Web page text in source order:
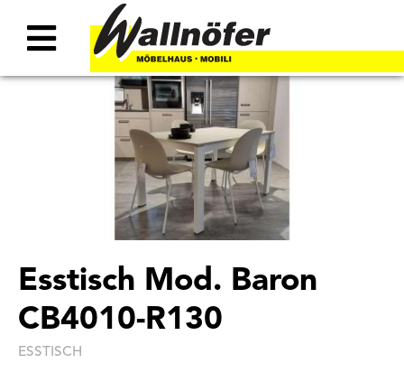
Esstisch Mod. Baron
CB4010-R130
ESSTISCH